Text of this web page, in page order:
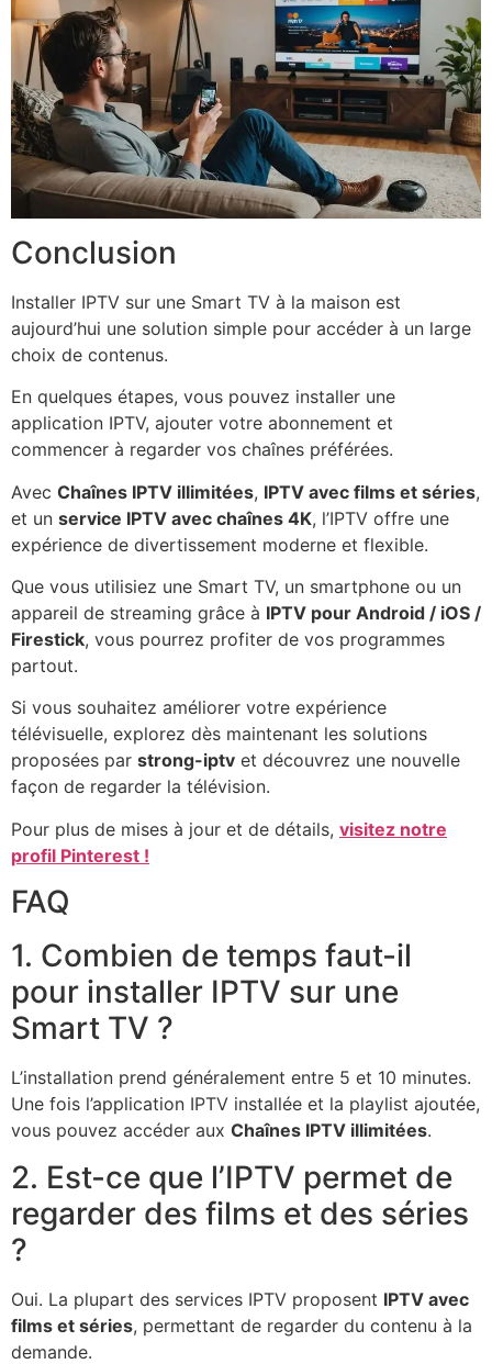
Conclusion
Installer IPTV sur une Smart TV à la maison est
aujourd’hui une solution simple pour accéder à un large
choix de contenus.
En quelques étapes, vous pouvez installer une
application IPTV, ajouter votre abonnement et
commencer à regarder vos chaînes préférées.
Avec Chaînes IPTV illimitées, IPTV avec films et séries,
et un service IPTV avec chaînes 4K, l’IPTV offre une
expérience de divertissement moderne et flexible.
Que vous utilisiez une Smart TV, un smartphone ou un
appareil de streaming grâce à IPTV pour Android / iOS /
Firestick, vous pourrez profiter de vos programmes
partout.
Si vous souhaitez améliorer votre expérience
télévisuelle, explorez dès maintenant les solutions
proposées par strong-iptv et découvrez une nouvelle
façon de regarder la télévision.
Pour plus de mises à jour et de détails, visitez notre
profil Pinterest !
FAQ
1. Combien de temps faut-il
pour installer IPTV sur une
Smart TV ?
L’installation prend généralement entre 5 et 10 minutes.
Une fois l’application IPTV installée et la playlist ajoutée,
vous pouvez accéder aux Chaînes IPTV illimitées.
2. Est-ce que l’IPTV permet de
regarder des films et des séries
?
Oui. La plupart des services IPTV proposent IPTV avec
films et séries, permettant de regarder du contenu à la
demande.